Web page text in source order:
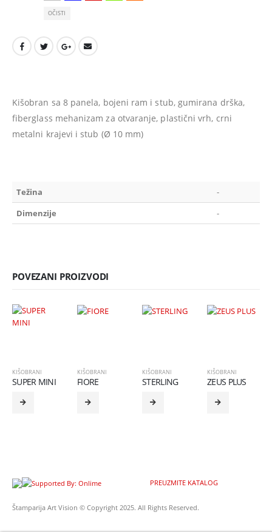
OČISTI
Kišobran sa 8 panela, bojeni ram i stub, gumirana drška,
fiberglass mehanizam za otvaranje, plastični vrh, crni
metalni krajevi i stub (Ø 10 mm)
Težina
-
Dimenzije
-
POVEZANI PROIZVODI
KIŠOBRANI
SUPER MINI
KIŠOBRANI
FIORE
KIŠOBRANI
STERLING
KIŠOBRANI
ZEUS PLUS
PREUZMITE KATALOG
Štamparija Art Vision © Copyright 2025. All Rights Reserved.